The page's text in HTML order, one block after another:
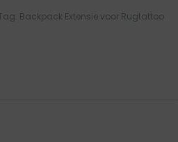
Backpack Extensie voor Rugtattoo